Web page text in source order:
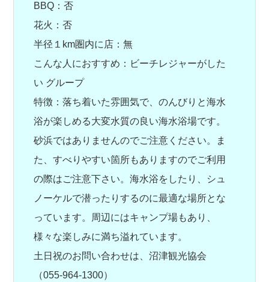
BBQ：否
花火：否
半径１km圏内に店：無
こんな人におすすめ：ビーチレジャーがした
い グループ
特徴：落ち着いた雰囲気で、のんびりと海水
浴が楽しめる大変水質の良い海水浴場です。
砂浜ではありませんのでご注意ください。ま
た、すべりやすい箇所もありますのでご利用
の際はご注意下さい。海水浴をしたり、シュ
ノーケルで潜ったりするのに最適な場所とな
っています。周辺にはキャンプ場もあり、
様々な楽しみに満ち溢れています。
土日祝のお問い合わせは、沼津観光協会
（055-964-1300）